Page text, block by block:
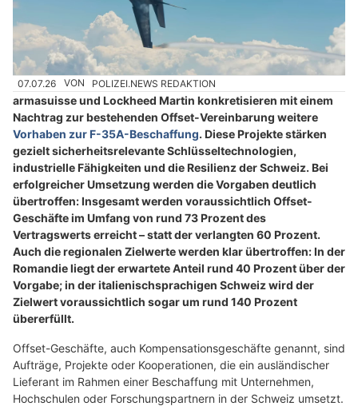
07.07.26 VON POLIZEI.NEWS REDAKTION
armasuisse und Lockheed Martin konkretisieren mit einem
Nachtrag zur bestehenden Offset-Vereinbarung weitere
Vorhaben zur F-35A-Beschaffung. Diese Projekte stärken
gezielt sicherheitsrelevante Schlüsseltechnologien,
industrielle Fähigkeiten und die Resilienz der Schweiz. Bei
erfolgreicher Umsetzung werden die Vorgaben deutlich
übertroffen: Insgesamt werden voraussichtlich Offset-
Geschäfte im Umfang von rund 73 Prozent des
Vertragswerts erreicht – statt der verlangten 60 Prozent.
Auch die regionalen Zielwerte werden klar übertroffen: In der
Romandie liegt der erwartete Anteil rund 40 Prozent über der
Vorgabe; in der italienischsprachigen Schweiz wird der
Zielwert voraussichtlich sogar um rund 140 Prozent
übererfüllt.
Offset-Geschäfte, auch Kompensationsgeschäfte genannt, sind
Aufträge, Projekte oder Kooperationen, die ein ausländischer
Lieferant im Rahmen einer Beschaffung mit Unternehmen,
Hochschulen oder Forschungspartnern in der Schweiz umsetzt.